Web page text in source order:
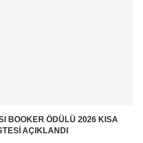
BOOKER ÖDÜLÜ 2026 KISA
AÇIKLANDI